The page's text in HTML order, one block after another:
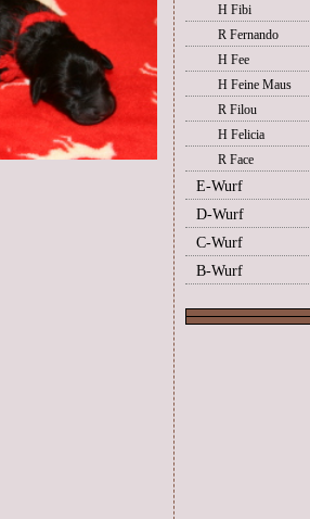
H Fibi
R Fernando
H Fee
H Feine Maus
R Filou
H Felicia
R Face
E-Wurf
D-Wurf
C-Wurf
B-Wurf